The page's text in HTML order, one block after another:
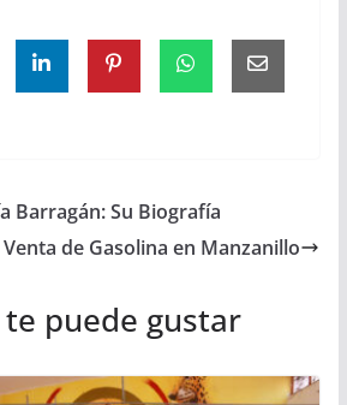
Barragán: Su Biografía
Venta de Gasolina en Manzanillo
puede gustar